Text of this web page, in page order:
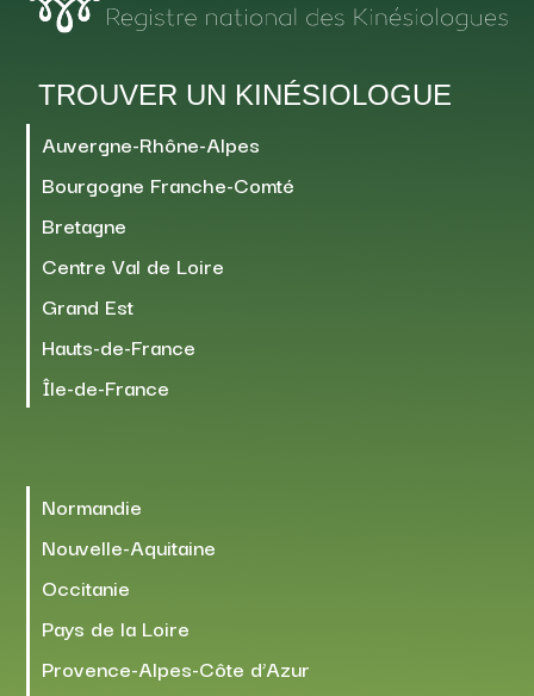
TROUVER UN KINÉSIOLOGUE
Auvergne-Rhône-Alpes
Bourgogne Franche-Comté
Bretagne
Centre Val de Loire
Grand Est
Hauts-de-France
Île-de-France
Normandie
Nouvelle-Aquitaine
Occitanie
Pays de la Loire
Provence-Alpes-Côte d’Azur